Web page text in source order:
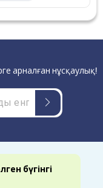
бүгінгі
арналған нұсқаулық!